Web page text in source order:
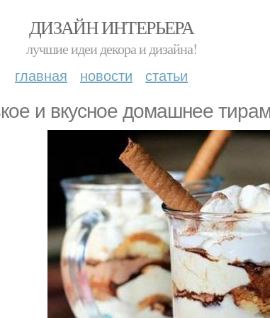
ДИЗАЙН ИНТЕРЬЕРА
лучшие идеи декора и дизайна!
главная новости статьи
и вкусное домашнее